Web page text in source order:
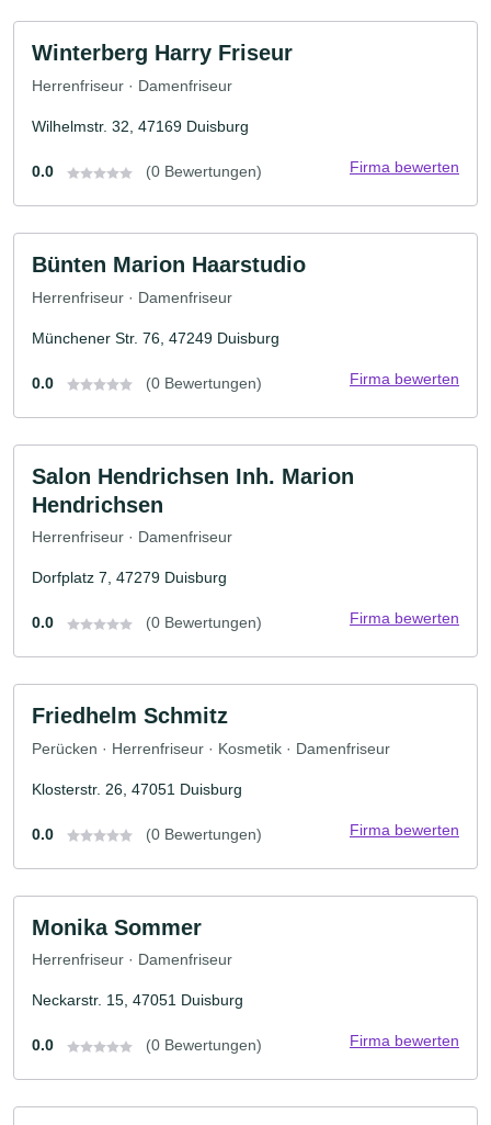
Winterberg Harry Friseur
Herrenfriseur · Damenfriseur
Wilhelmstr. 32, 47169 Duisburg
0.0 (0 Bewertungen) Firma bewerten
Bünten Marion Haarstudio
Herrenfriseur · Damenfriseur
Münchener Str. 76, 47249 Duisburg
0.0 (0 Bewertungen) Firma bewerten
Salon Hendrichsen Inh. Marion
Hendrichsen
Herrenfriseur · Damenfriseur
Dorfplatz 7, 47279 Duisburg
0.0 (0 Bewertungen) Firma bewerten
Friedhelm Schmitz
Perücken · Herrenfriseur · Kosmetik · Damenfriseur
Klosterstr. 26, 47051 Duisburg
0.0 (0 Bewertungen) Firma bewerten
Monika Sommer
Herrenfriseur · Damenfriseur
Neckarstr. 15, 47051 Duisburg
0.0 (0 Bewertungen) Firma bewerten